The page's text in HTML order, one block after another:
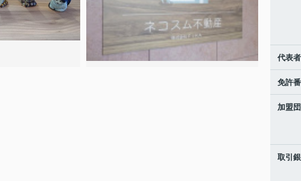
代表
免許
加盟
取引